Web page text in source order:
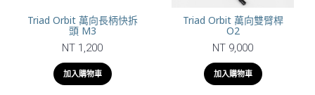
Triad Orbit 萬向長柄快拆
頭 M3
NT 1,200
加入購物車
Triad Orbit 萬向雙臂桿
O2
NT 9,000
加入購物車